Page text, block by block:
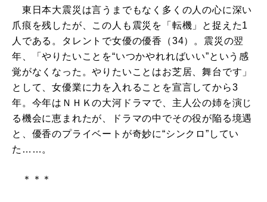
東日本大震災は言うまでもなく多くの人の心に深い
爪痕を残したが、この人も震災を「転機」と捉えた1
人である。タレントで女優の優香（34）。震災の翌
年、「やりたいことを“いつかやれればいい”という感
覚がなくなった。やりたいことはお芝居、舞台です」
として、女優業に力を入れることを宣言してから3
年。今年はＮＨＫの大河ドラマで、主人公の姉を演じ
る機会に恵まれたが、ドラマの中でその役が陥る境遇
と、優香のプライベートが奇妙に“シンクロ”してい
た……。
＊＊＊